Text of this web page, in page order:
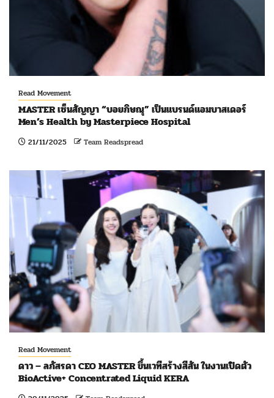
Read Movement
MASTER เซ็นสัญญา “บอยภิษณุ” เป็นแบรนด์แอมบาสเดอร์
Men’s Health by Masterpiece Hospital
21/11/2025 Team Readspread
Read Movement
ดาว – ลภัสรดา CEO MASTER ขึ้นเวทีสร้างสีสัน ในงานเปิดตัว
BioActive+ Concentrated Liquid KERA